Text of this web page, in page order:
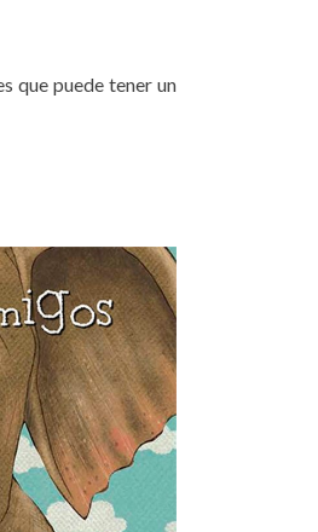
que puede tener un